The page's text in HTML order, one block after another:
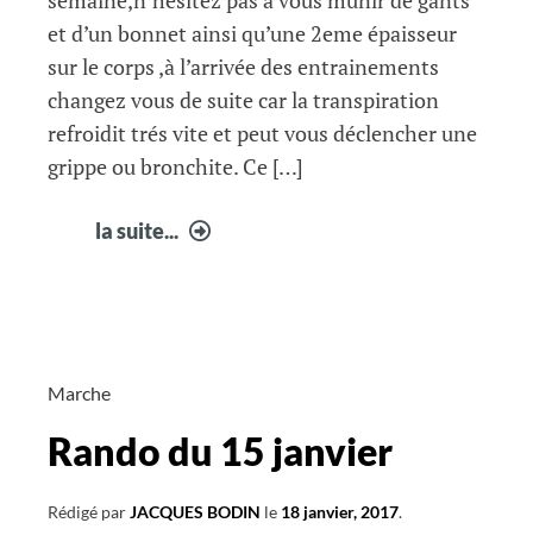
et d’un bonnet ainsi qu’une 2eme épaisseur
sur le corps ,à l’arrivée des entrainements
changez vous de suite car la transpiration
refroidit trés vite et peut vous déclencher une
grippe ou bronchite. Ce […]
la suite...
Marche
Rando du 15 janvier
Rédigé parJACQUES BODIN le 18 janvier, 2017.